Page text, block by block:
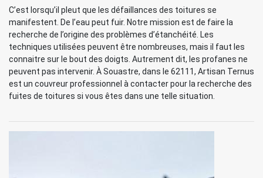
C’est lorsqu’il pleut que les défaillances des toitures se
manifestent. De l’eau peut fuir. Notre mission est de faire la
recherche de l’origine des problèmes d’étanchéité. Les
techniques utilisées peuvent être nombreuses, mais il faut les
connaitre sur le bout des doigts. Autrement dit, les profanes ne
peuvent pas intervenir. À Souastre, dans le 62111, Artisan Ternus
est un couvreur professionnel à contacter pour la recherche des
fuites de toitures si vous êtes dans une telle situation.